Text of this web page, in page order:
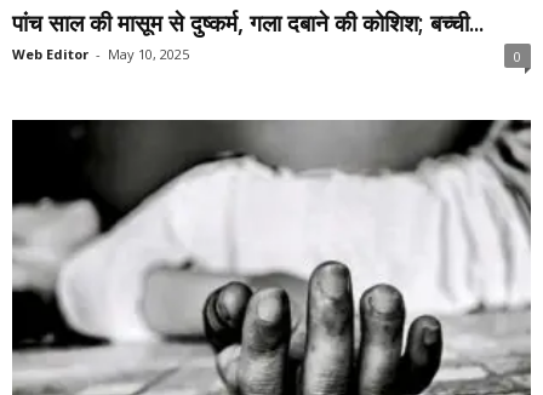
पांच साल की मासूम से दुष्कर्म, गला दबाने की कोशिश; बच्ची...
Web Editor - May 10, 2025 0